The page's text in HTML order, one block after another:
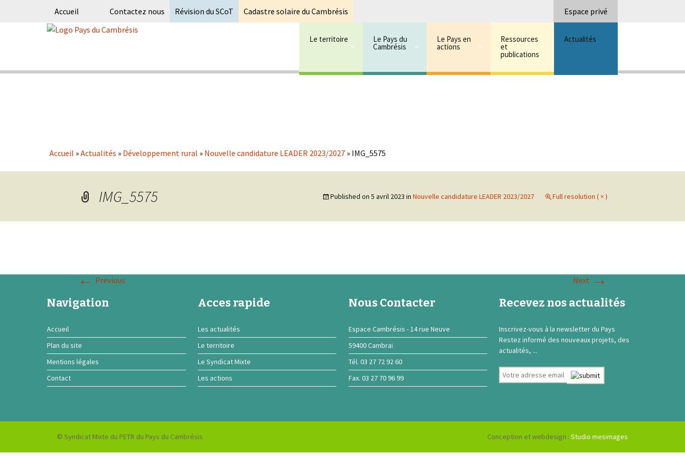
Accueil Contactez nous Révision du SCoT Cadastre solaire du Cambrésis Espace privé
Le territoire Le Pays du
Cambrésis
Le Pays en
actions
Ressources
et
publications
Actualités
Accueil »Actualités » Développement rural » Nouvelle candidature LEADER 2023/2027 » IMG_5575
IMG_5575 Published on 5 avril 2023 in Nouvelle candidature LEADER 2023/2027 Full resolution ( × )
← Previous Next →
Navigation
Accueil
Plan du site
Mentions légales
Contact
Acces rapide
Les actualités
Le territoire
Le Syndicat Mixte
Les actions
Nous Contacter
Espace Cambrésis - 14 rue Neuve
59400 Cambrai
Tél. 03 27 72 92 60
Fax. 03 27 70 96 99
Recevez nos actualités
Inscrivez-vous à la newsletter du Pays
Restez informé des nouveaux projets, des
actualités, ...
© Syndicat Mixte du PETR du Pays du Cambrésis Conception et webdesign : Studio mesimages